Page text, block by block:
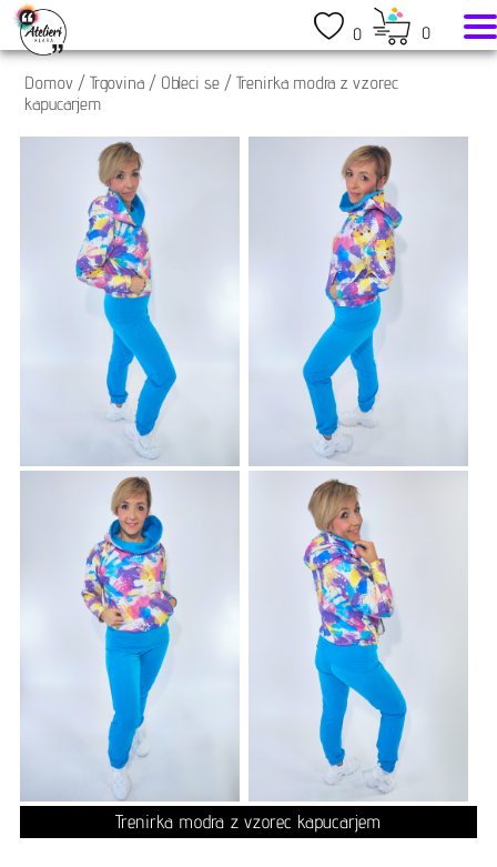
0 0
Domov / Trgovina / Obleci se / Trenirka modra z vzorec
kapucarjem
Trenirka modra z vzorec kapucarjem